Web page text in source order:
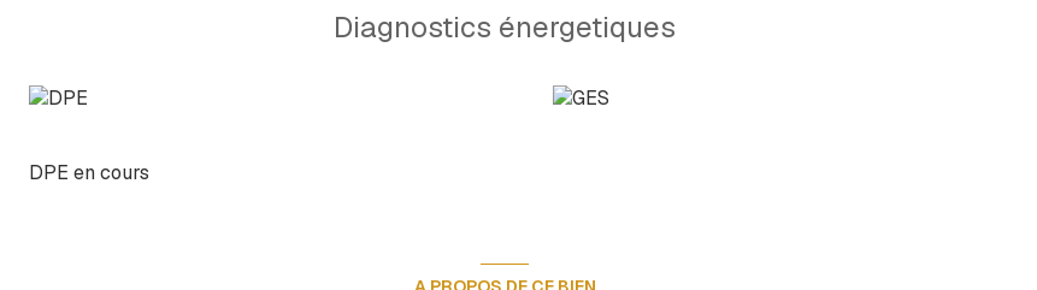
Menuiseries : Double vitrage PVC / Porte bois et volets battants en bois.
Equipements : Cumulus électrique, système VMC, fibre optique.
Si ce bien a retenu votre attention contactez-nous rapidement au 06 67 49 17 93 !
Diagnostics énergetiques
DPE en cours